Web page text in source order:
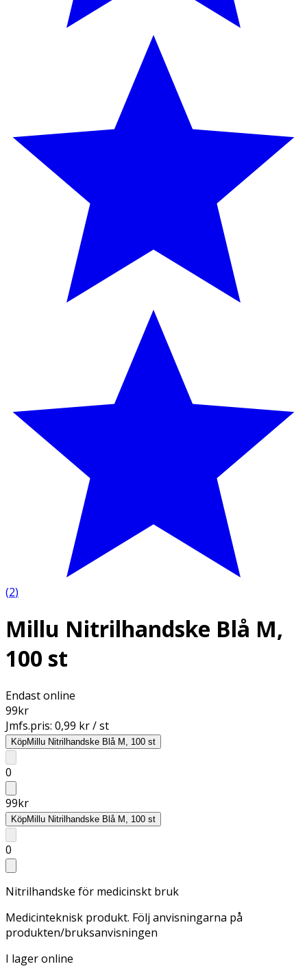
(2)
Millu Nitrilhandske Blå M,
100 st
Endast online
99kr
Jmfs.pris: 0,99 kr / st
KöpMillu Nitrilhandske Blå M, 100 st
0
99kr
KöpMillu Nitrilhandske Blå M, 100 st
0
Nitrilhandske för medicinskt bruk
Medicinteknisk produkt. Följ anvisningarna på
produkten/bruksanvisningen
I lager online